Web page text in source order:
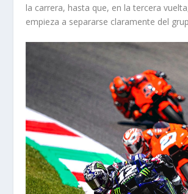
la carrera, hasta que, en la tercera
empieza a separarse claramente del